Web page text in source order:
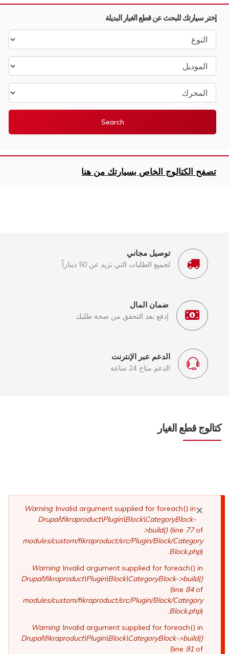
إختر سيارتك للبحث عن قطع الغيار البديلة
الموديل
المحرك
تصفح الكتالوج الخاص بسيارتك من هنا
توصيل مجاني
لجميع الطلبات التي تزيد عن 50 ديناراً
ضمان المال
إدفع بعد التحقق من صحة طلبك
الدعم عبر الإنترنت
الدعم متاح 24 ساعة
كتالوج قطع الغيار
رسالة
الخطأ
Warning: Invalid argument supplied for foreach() in
Drupal\fikraproduct\Plugin\Block\CategoryBlock-
>build()(line77of
modules/custom/fikraproduct/src/Plugin/Block/Category
Block.php
Warning: Invalid argument supplied for foreach() in
Drupal\fikraproduct\Plugin\Block\CategoryBlock->build()
(line84of
modules/custom/fikraproduct/src/Plugin/Block/Category
Block.php
Warning: Invalid argument supplied for foreach() in
Drupal\fikraproduct\Plugin\Block\CategoryBlock->build()
(line91of